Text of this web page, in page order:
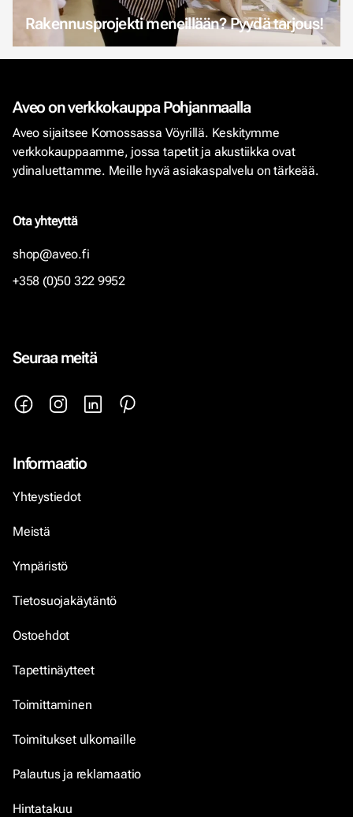
Rakennusprojekti meneillään? Pyydä tarjous!
Aveo on verkkokauppa Pohjanmaalla
Aveo sijaitsee Komossassa Vöyrillä. Keskitymme
verkkokauppaamme, jossa tapetit ja akustiikka ovat
ydinaluettamme. Meille hyvä asiakaspalvelu on tärkeää.
Ota yhteyttä
shop@aveo.fi
+358 (0)50 322 9952
Seuraa meitä
Informaatio
Yhteystiedot
Meistä
Ympäristö
Tietosuojakäytäntö
Ostoehdot
Tapettinäytteet
Toimittaminen
Toimitukset ulkomaille
Palautus ja reklamaatio
Hintatakuu